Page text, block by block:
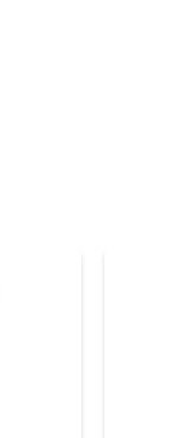
e perfeita
praticidade faz
ideal para uma
e prático.
um evento